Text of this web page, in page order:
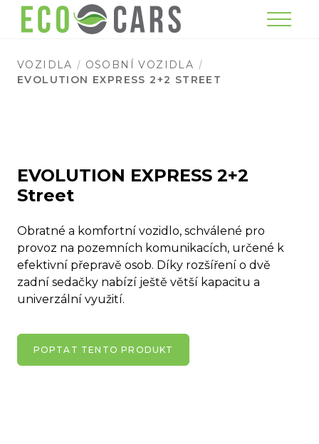
Menu
VOZIDLA
OSOBNÍ VOZIDLA
EVOLUTION EXPRESS 2+2 STREET
EVOLUTION EXPRESS 2+2
Street
Obratné a komfortní vozidlo, schválené pro
provoz na pozemních komunikacích, určené k
efektivní přepravě osob. Díky rozšíření o dvě
zadní sedačky nabízí ještě větší kapacitu a
univerzální využití.
POPTAT TENTO PRODUKT